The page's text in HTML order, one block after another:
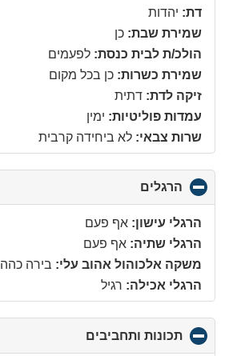
דת: יהדות
שמירת שבת: כן
הולכ/ת לבית כנסת: לפעמים
שמירת כשרות: כן בכל מקום
זיקה לדת: דתית
עמדות פוליטיות: ימין
שרות צבאי: לא ביחידה קרבית
הרגלים
to
collapseהרגלי עישון: אף פעם
הרגלי שתיה: אף פעם
משקה אלכוהול אהוב עלי: בירה כהה
הרגלי אכילה: רגיל
תכונות ותחביבים
to